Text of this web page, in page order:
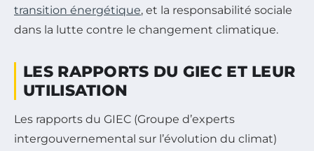
transition énergétique, et la responsabilité sociale
dans la lutte contre le changement climatique.
LES RAPPORTS DU GIEC ET LEUR
UTILISATION
Les rapports du GIEC (Groupe d’experts
intergouvernemental sur l’évolution du climat)